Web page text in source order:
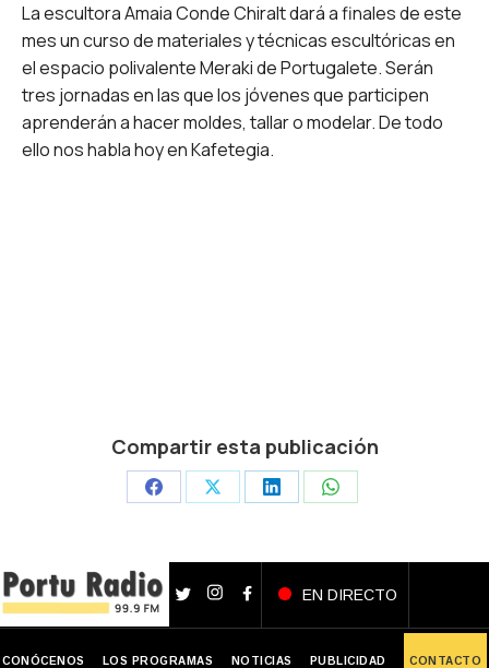
La escultora Amaia Conde Chiralt dará a finales de este
mes un curso de materiales y técnicas escultóricas en
el espacio polivalente Meraki de Portugalete. Serán
tres jornadas en las que los jóvenes que participen
aprenderán a hacer moldes, tallar o modelar. De todo
ello nos habla hoy en Kafetegia.
Compartir esta publicación
Share
Facebook
Share
X
Share
LinkedIn
Share
WhatsApp
EN DIRECTO
CONÓCENOS LOS PROGRAMAS NOTICIAS PUBLICIDAD CONTACTO